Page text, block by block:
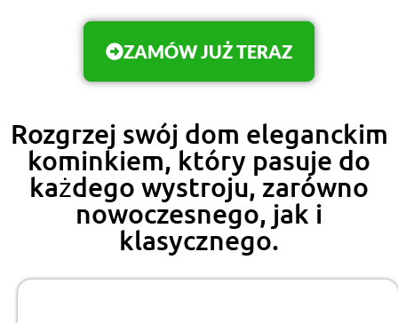
ZAMÓW JUŻ TERAZ
Rozgrzej swój dom eleganckim
kominkiem, który pasuje do
każdego wystroju, zarówno
nowoczesnego, jak i
klasycznego.